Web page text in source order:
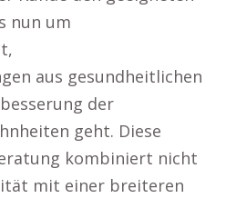
nun um
aus gesundheitlichen
der
geht. Diese
kombiniert nicht
mit einer breiteren